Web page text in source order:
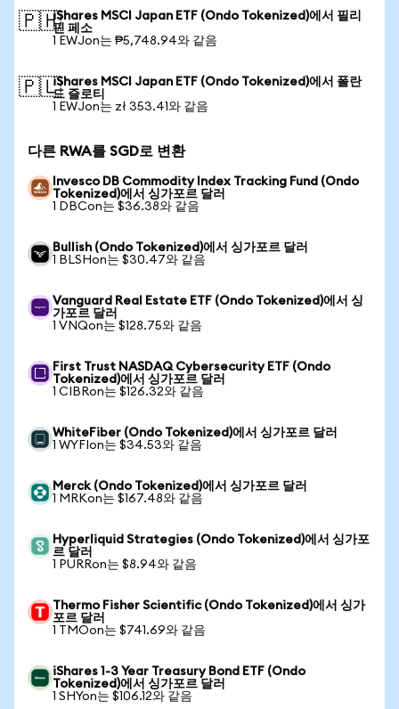
🇵🇭iShares MSCI Japan ETF (Ondo Tokenized)에서 필리
핀 페소
1 EWJon는 ₱5,748.94와 같음
🇵🇱iShares MSCI Japan ETF (Ondo Tokenized)에서 폴란
드 즐로티
1 EWJon는 zł 353.41와 같음
다른 RWA를 SGD로 변환
Invesco DB Commodity Index Tracking Fund (Ondo
Tokenized)에서 싱가포르 달러
1 DBCon는 $36.38와 같음
Bullish (Ondo Tokenized)에서 싱가포르 달러
1 BLSHon는 $30.47와 같음
Vanguard Real Estate ETF (Ondo Tokenized)에서 싱
가포르 달러
1 VNQon는 $128.75와 같음
First Trust NASDAQ Cybersecurity ETF (Ondo
Tokenized)에서 싱가포르 달러
1 CIBRon는 $126.32와 같음
WhiteFiber (Ondo Tokenized)에서 싱가포르 달러
1 WYFIon는 $34.53와 같음
Merck (Ondo Tokenized)에서 싱가포르 달러
1 MRKon는 $167.48와 같음
Hyperliquid Strategies (Ondo Tokenized)에서 싱가포
르 달러
1 PURRon는 $8.94와 같음
Thermo Fisher Scientific (Ondo Tokenized)에서 싱가
포르 달러
1 TMOon는 $741.69와 같음
iShares 1-3 Year Treasury Bond ETF (Ondo
Tokenized)에서 싱가포르 달러
1 SHYon는 $106.12와 같음